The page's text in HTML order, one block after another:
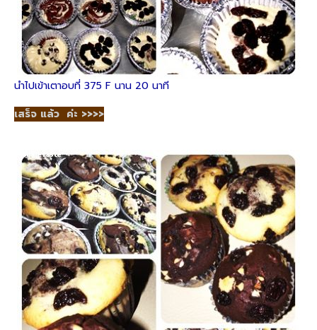
นำไปเข้าเตาอบที่ 375 F นาน 20 นาที
เสร็จ แล้ว ค่ะ >>>>